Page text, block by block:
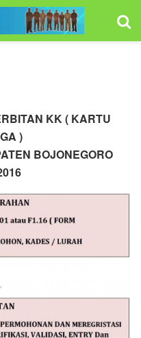
KK ( KARTU
)
BOJONEGORO